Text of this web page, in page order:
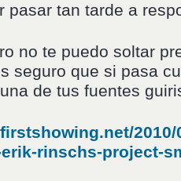
pasar tan tarde a
no te puedo soltar
seguro que si pasa
de tus fuentes
rinschs-project-